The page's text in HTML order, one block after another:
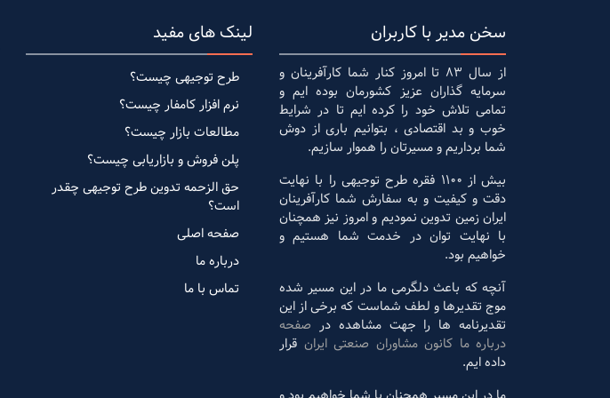
سخن مدیر با کاربران
از سال 83 تا امروز کنار شما کارآفرینان و
سرمایه گذاران عزیز کشورمان بوده ایم و
تمامی تلاش خود را کرده ایم تا در شرایط
خوب و بد اقتصادی ، بتوانیم باری از دوش
شما برداریم و مسیرتان را هموار سازیم.
بیش از 1100 فقره طرح توجیهی را با نهایت
دقت و کیفیت و به سفارش شما کارآفرینان
ایران زمین تدوین نمودیم و امروز نیز همچنان
با نهایت توان در خدمت شما هستیم و
خواهیم بود.
آنچه که باعث دلگرمی ما در این مسیر شده
موج تقدیرها و لطف شماست که برخی از این
تقدیرنامه ها را جهت مشاهده در صفحه
درباره ما کانون مشاوران صنعتی ایران قرار
داده ایم.
لینک های مفید
طرح توجیهی چیست؟
نرم افزار کامفار چیست؟
مطالعات بازار چیست؟
پلن فروش و بازاریابی چیست؟
حق الزحمه تدوین طرح توجیهی چقدر
است؟
صفحه اصلی
درباره ما
تماس با ما